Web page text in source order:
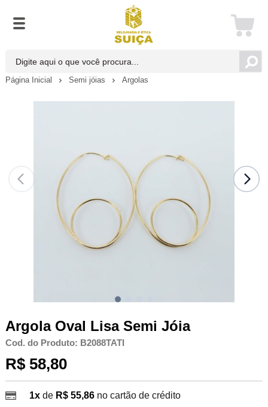
Página Inicial Semi jóias Argolas
Argola Oval Lisa Semi Jóia
Cod. do Produto: B2088TATI
R$ 58,80
1xde R$ 55,86 no cartão de crédito